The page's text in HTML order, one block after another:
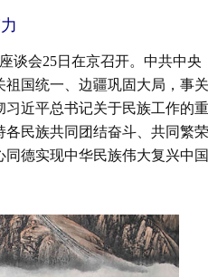
谈会25日在京召开。中共中央
国统一、边疆巩固大局，事关
近平总书记关于民族工作的重
民族共同团结奋斗、共同繁荣
德实现中华民族伟大复兴中国